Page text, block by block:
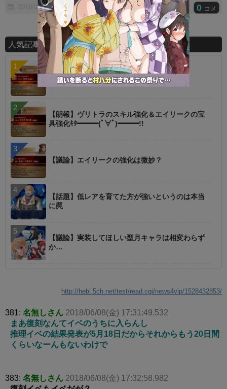
2018/06/08 0 コメ
人気記事ランキング
【指摘】卑弥呼の強化はぶっ壊れじゃない？
【朗報】ヴリトラのスキル強化＆エイリークの宝
具強化ｷﾀ━━━(ﾟ∀ﾟ)━━━!!
【議論】エイリークの強化は微妙？
【話題】低レアを育てた方が強いというのは本当
に罠
【議論】実装してほしい型月キャラは相変わらず
か…
http://hebi.5ch.net/test/read.cgi/news4vip/1528432853/
381: 名無しさん 2018/06/08(金) 17:31:49.532
まあ復刻なんてイベのうちに入らんし
推理イベの結果発表が5月18日だからそれからもう20日間
くらいなーんもないわけで
383: 名無しさん 2018/06/08(金) 17:32:58.982